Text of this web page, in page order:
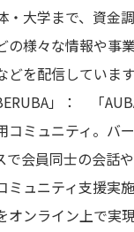
・大学まで、資金
の様々な情報や事
どを配信しています
」： 「
コミュニティ。バ
で会員同士の会話
ミュニティ支援実
オンライン上で実